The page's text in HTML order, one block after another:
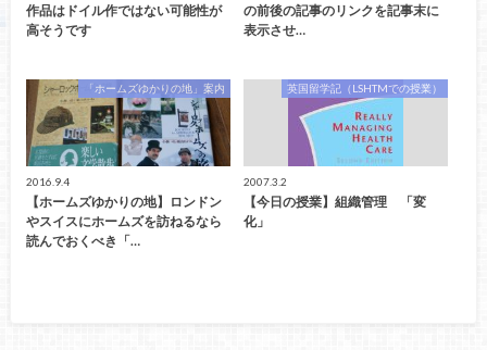
作品はドイル作ではない可能性が
高そうです
の前後の記事のリンクを記事末に
表示させ…
「ホームズゆかりの地」案内
2016.9.4
【ホームズゆかりの地】ロンドン
やスイスにホームズを訪ねるなら
読んでおくべき「…
英国留学記（LSHTMでの授業）
2007.3.2
【今日の授業】組織管理 「変
化」